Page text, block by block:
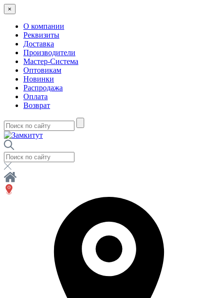
×
О компании
Реквизиты
Доставка
Производители
Мастер-Система
Оптовикам
Новинки
Распродажа
Оплата
Возврат